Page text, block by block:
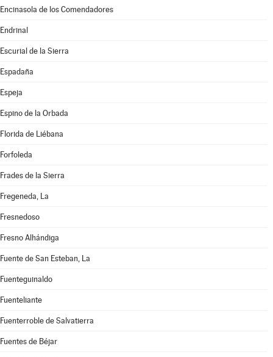
Encinasola de los Comendadores
Endrinal
Escurial de la Sierra
Espadaña
Espeja
Espino de la Orbada
Florida de Liébana
Forfoleda
Frades de la Sierra
Fregeneda, La
Fresnedoso
Fresno Alhándiga
Fuente de San Esteban, La
Fuenteguinaldo
Fuenteliante
Fuenterroble de Salvatierra
Fuentes de Béjar